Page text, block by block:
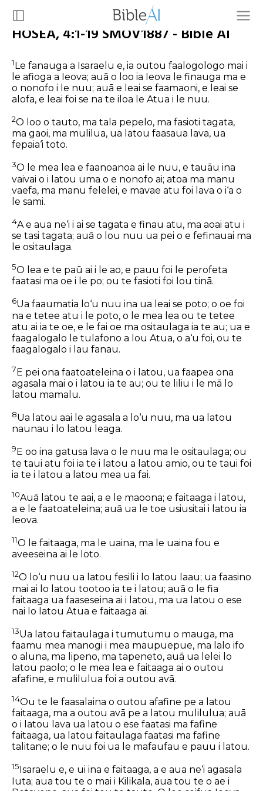
HOSEA, 4:1-19 SMOV1887 - Bible AI
1Le fanauga a Isaraelu e, ia outou faalogologo mai i
le afioga a Ieova; auā o loo ia Ieova le finauga ma e
o nonofo i le nuu; auā e leai se faamaoni, e leai se
alofa, e leai foi se na te iloa le Atua i le nuu.
2O loo o tauto, ma tala pepelo, ma fasioti tagata,
ma gaoi, ma mulilua, ua latou faasaua lava, ua
fepaia‘i toto.
3O le mea lea e faanoanoa ai le nuu, e tauāu ina
vaivai o i latou uma o e nonofo ai; atoa ma manu
vaefa, ma manu felelei, e mavae atu foi lava o i‘a o
le sami.
4A e aua ne‘i i ai se tagata e finau atu, ma aoai atu i
se tasi tagata; auā o lou nuu ua pei o e fefinauai ma
le ositaulaga.
5O lea e te paū ai i le ao, e pauu foi le perofeta
faatasi ma oe i le po; ou te fasioti foi lou tinā.
6Ua faaumatia lo‘u nuu ina ua leai se poto; o oe foi
na e tetee atu i le poto, o le mea lea ou te tetee
atu ai ia te oe, e le fai oe ma ositaulaga ia te au; ua e
faagalogalo le tulafono a lou Atua, o a‘u foi, ou te
faagalogalo i lau fanau.
7E pei ona faatoateleina o i latou, ua faapea ona
agasala mai o i latou ia te au; ou te liliu i le mā lo
latou mamalu.
8Ua latou aai le agasala a lo‘u nuu, ma ua latou
naunau i lo latou leaga.
9 E oo ina gatusa lava o le nuu ma le ositaulaga; ou
te taui atu foi ia te i latou a latou amio, ou te taui foi
ia te i latou a latou mea ua fai.
10Auā latou te aai, a e le maoona; e faitaaga i latou,
a e le faatoateleina; auā ua le toe usiusitai i latou ia
Ieova.
11O le faitaaga, ma le uaina, ma le uaina fou e
aveeseina ai le loto.
12O lo‘u nuu ua latou fesili i lo latou laau; ua faasino
mai ai lo latou tootoo ia te i latou; auā o le fia
faitaaga ua faaseseina ai i latou, ma ua latou o ese
nai lo latou Atua e faitaaga ai.
13Ua latou faitaulaga i tumutumu o mauga, ma
faamu mea manogi i mea maupuepue, ma lalo ifo
o aluna, ma lipeno, ma tapeneto, auā ua lelei lo
latou paolo; o le mea lea e faitaaga ai o outou
afafine, e mulilulua foi a outou avā.
14Ou te le faasalaina o outou afafine pe a latou
faitaaga, ma a outou avā pe a latou mulilulua; auā
o i latou lava ua latou o ese faatasi ma fafine
faitaaga, ua latou faitaulaga faatasi ma fafine
talitane; o le nuu foi ua le mafaufau e pauu i latou.
15 Isaraelu e, e ui ina e faitaaga, a e aua ne‘i agasala
Iuta; aua tou te o mai i Kilikala, aua tou te o ae i